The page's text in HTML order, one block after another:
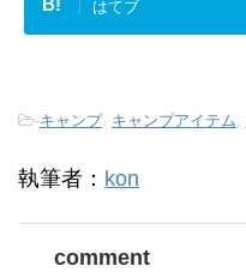
B! はてブ
-キャンプ, キャンプアイテム,
執筆者： kon
comment